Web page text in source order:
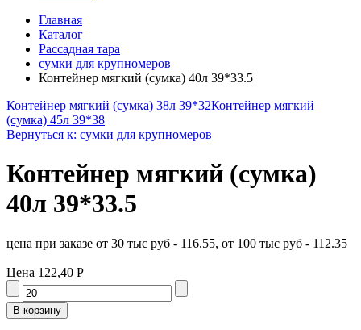
Главная
Каталог
Рассадная тара
сумки для крупномеров
Контейнер мягкий (сумка) 40л 39*33.5
Контейнер мягкий (сумка) 38л 39*32Контейнер мягкий
(сумка) 45л 39*38
Вернуться к: сумки для крупномеров
Контейнер мягкий (сумка)
40л 39*33.5
цена при заказе от 30 тыс руб - 116.55, от 100 тыс руб - 112.35
Цена 122,40 Р